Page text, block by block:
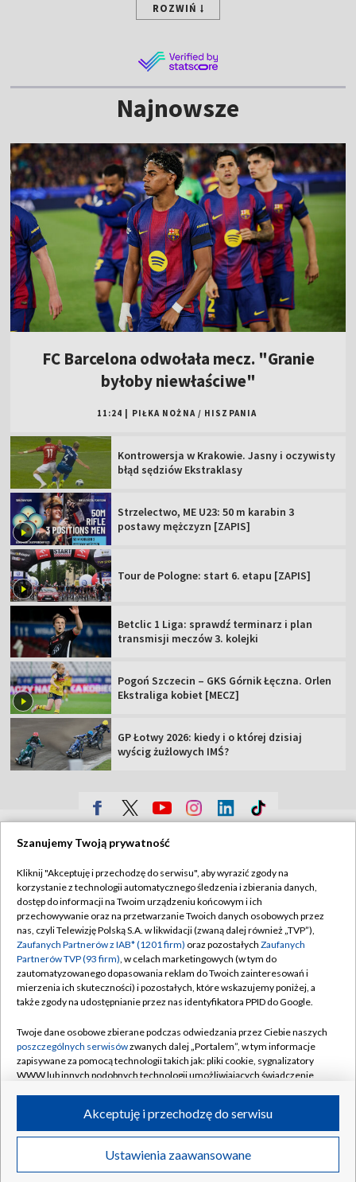
Transmisje Wideo
ROZWIŃ
Najnowsze
FC Barcelona odwołała mecz. "Granie
byłoby niewłaściwe"
11:24 PIŁKA NOŻNA / HISZPANIA
Kontrowersja w Krakowie. Jasny i oczywisty
błąd sędziów Ekstraklasy
Strzelectwo, ME U23: 50 m karabin 3
postawy mężczyzn [ZAPIS]
Tour de Pologne: start 6. etapu [ZAPIS]
Betclic 1 Liga: sprawdź terminarz i plan
transmisji meczów 3. kolejki
Pogoń Szczecin – GKS Górnik Łęczna. Orlen
Ekstraliga kobiet [MECZ]
GP Łotwy 2026: kiedy i o której dzisiaj
wyścig żużlowych IMŚ?
Sklep TVP
Biuro Reklamy
Oferta Handlowa
Telegazeta ogłoszenia
Emisja w TVP
Ogłoszenia przetargowe
Akademia Telewizyjna
Centrum informacji TVP
System NOS
Polityka prywatności
Moje zgody
Biuro reklamy
Kontakt
©2026 Telewizja Polska Spółka Akcyjna w likwidacji
Szanujemy Twoją prywatność
Kliknij "Akceptuję i przechodzę do serwisu", aby wyrazić zgody na
korzystanie z technologii automatycznego śledzenia i zbierania danych,
dostęp do informacji na Twoim urządzeniu końcowym i ich
przechowywanie oraz na przetwarzanie Twoich danych osobowych przez
nas, czyli Telewizję Polską S.A. w likwidacji (zwaną dalej również „TVP”),
Zaufanych Partnerów z IAB* (1201 firm) oraz pozostałych Zaufanych
Partnerów TVP (93 firm), w celach marketingowych (w tym do
zautomatyzowanego dopasowania reklam do Twoich zainteresowań i
mierzenia ich skuteczności) i pozostałych, które wskazujemy poniżej, a
także zgody na udostępnianie przez nas identyfikatora PPID do Google.
Twoje dane osobowe zbierane podczas odwiedzania przez Ciebie naszych
poszczególnych serwisówzwanych dalej „Portalem”, w tym informacje
zapisywane za pomocą technologii takich jak: pliki cookie, sygnalizatory
WWW lub innych podobnych technologii umożliwiających świadczenie
ruchu w Internecie.
Twoje dane osobowe zbierane podczas odwiedzania przez Ciebie
poszczególnych serwisówna Portalu, takie jak adresy IP, identyfikatory
Ustawienia zaawansowane
Akceptuję i przechodzę do serwisu